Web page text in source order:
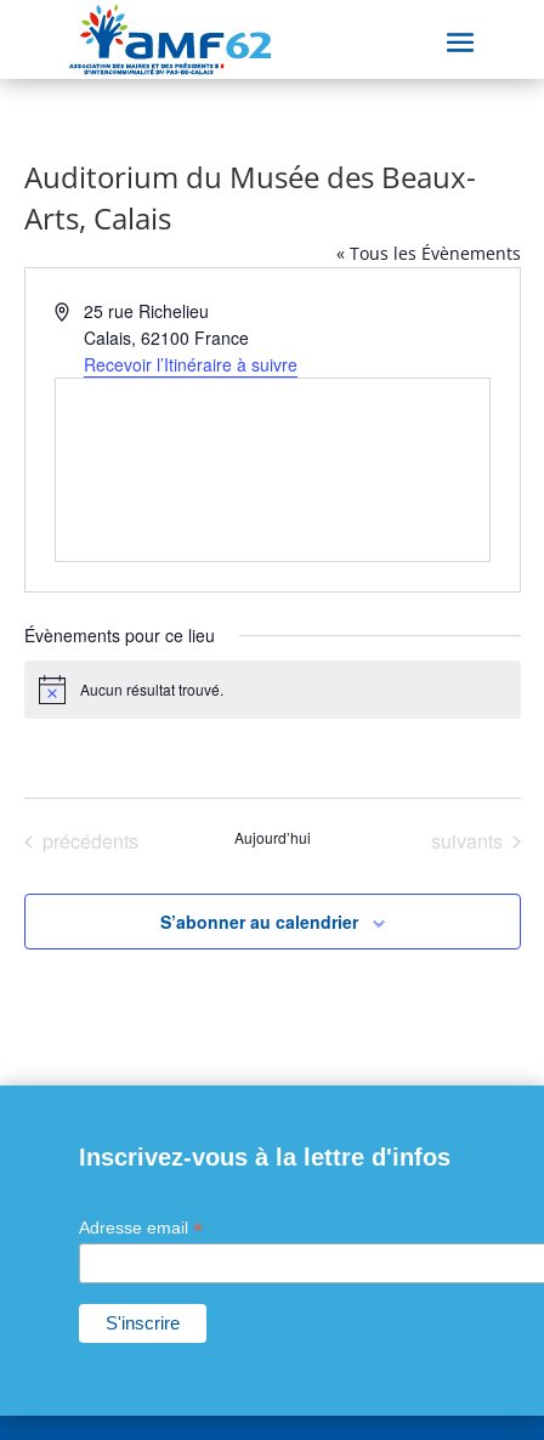
Auditorium du Musée des Beaux-
Arts, Calais
« Tous les Évènements
Adresse25 rue Richelieu
Calais, 62100 France
Recevoir l’Itinéraire à suivre
Évènements pour ce lieu
Notice Aucun résultat trouvé.
date.Évènements
précédents Aujourd’hui Évènements
suivants
S’abonner au calendrier
Inscrivez-vous à la lettre d'infos
Adresse email *